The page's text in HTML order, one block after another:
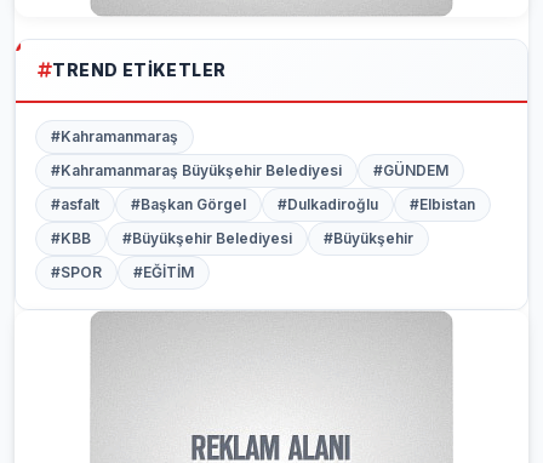
TREND ETIKETLER
#Kahramanmaraş
#Kahramanmaraş Büyükşehir Belediyesi
#GÜNDEM
#asfalt
#Başkan Görgel #Dulkadiroğlu
#Elbistan
#KBB
#Büyükşehir Belediyesi
#Büyükşehir
#SPOR
#EĞİTİM